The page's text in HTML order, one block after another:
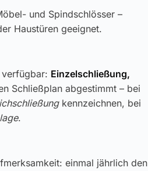
und Spindschlösser –
Haustüren geeignet.
Einzelschließung,
Schließplan abgestimmt – bei
kennzeichnen, bei
.
einmal jährlich den